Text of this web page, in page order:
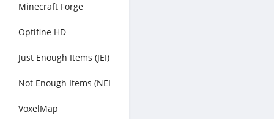
Minecraft Forge
Optifine HD
Just Enough Items (JEI)
Not Enough Items (NEI
VoxelMap